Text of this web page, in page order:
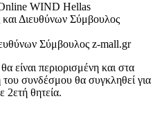
WIND Hellas
Διευθύνων Σύμβουλος
Σύμβουλος z-mall.gr
είναι περιορισμένη και στα
του συνδέσμου θα συγκληθεί για
2ετή θητεία.